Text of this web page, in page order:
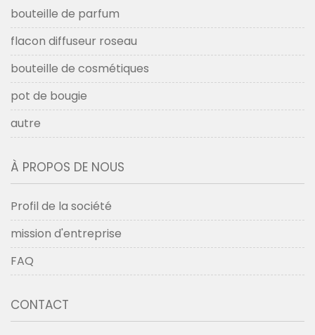
bouteille de parfum
flacon diffuseur roseau
bouteille de cosmétiques
pot de bougie
autre
À PROPOS DE NOUS
Profil de la société
mission d'entreprise
FAQ
CONTACT